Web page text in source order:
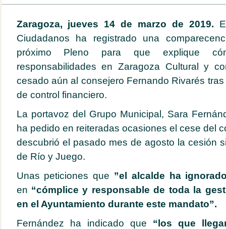
Zaragoza, jueves 14 de marzo de 2019.
Ciudadanos ha registrado una
próximo Pleno para que explique
responsabilidades en Zaragoza Cultural y
cesado aún al consejero Fernando Rivarés
de control financiero.
La portavoz del Grupo Municipal, Sara
ha pedido en reiteradas ocasiones el cese del
descubrió el pasado mes de agosto la cesión
de Río y Juego.
Unas peticiones que ”el alcalde ha
en “cómplice y responsable de toda la
en el Ayuntamiento durante este mandato”.
Fernández ha indicado que “los que